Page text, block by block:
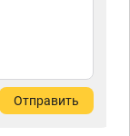
Отправить